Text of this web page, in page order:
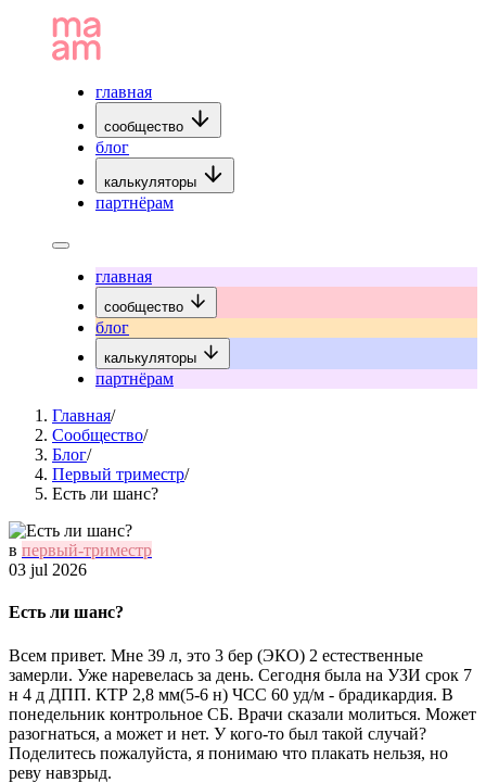
главная
сообщество
блог
калькуляторы
партнёрам
главная
сообщество
блог
калькуляторы
партнёрам
Главная/
Сообщество/
Блог/
Первый триместр/
Есть ли шанс?
в первый-триместр
03 jul 2026
Есть ли шанс?
Всем привет. Мне 39 л, это 3 бер (ЭКО) 2 естественные
замерли. Уже наревелась за день. Сегодня была на УЗИ срок 7
н 4 д ДПП. КТР 2,8 мм(5-6 н) ЧСС 60 уд/м - брадикардия. В
понедельник контрольное СБ. Врачи сказали молиться. Может
разогнаться, а может и нет. У кого-то был такой случай?
Поделитесь пожалуйста, я понимаю что плакать нельзя, но
реву навзрыд.